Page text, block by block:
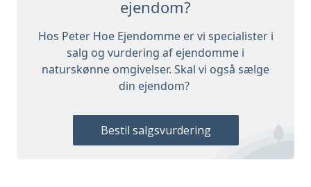
ejendom?
Hos Peter Hoe Ejendomme er vi specialister i
salg og vurdering af ejendomme i
naturskønne omgivelser. Skal vi også sælge
din ejendom?
Bestil salgsvurdering